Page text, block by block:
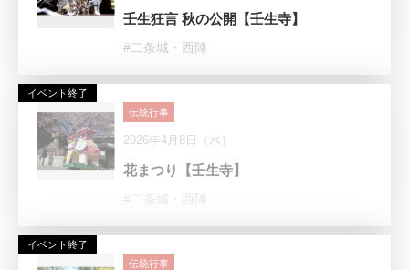
壬生狂言 秋の公開【壬生寺】
#二条城・西陣
イベント終了
伝統行事
2026年4月8日（水）
花まつり【壬生寺】
#二条城・西陣
イベント終了
伝統行事